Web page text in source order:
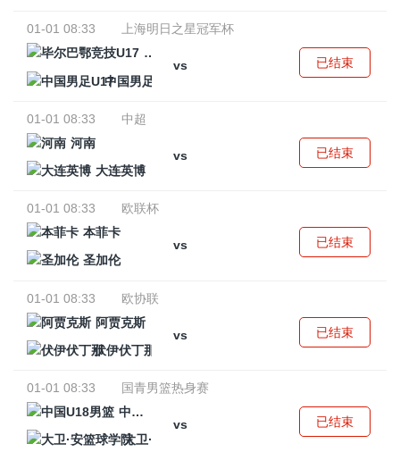
01-01 08:33
上海明日之星冠军杯
毕尔巴鄂竞技U17
vs
中国男足U17
已结束
01-01 08:33
中超
河南
vs
大连英博
已结束
01-01 08:33
欧联杯
本菲卡
vs
圣加伦
已结束
01-01 08:33
欧协联
阿贾克斯
vs
伏伊伏丁那
已结束
01-01 08:33
国青男篮热身赛
中国U18男篮
vs
大卫·安篮球学院
已结束